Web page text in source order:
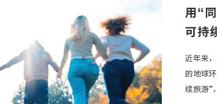
用“
可持
近年来
的地球
续旅游”